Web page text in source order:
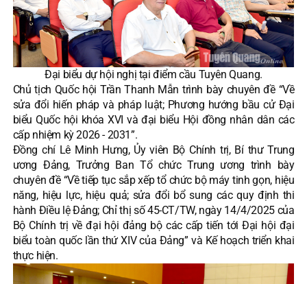
Đại biểu dự hội nghị tại điểm cầu Tuyên Quang.
Chủ tịch Quốc hội Trần Thanh Mẫn trình bày chuyên đề “Về
sửa đổi hiến pháp và pháp luật; Phương hướng bầu cử Đại
biểu Quốc hội khóa XVI và đại biểu Hội đồng nhân dân các
cấp nhiệm kỳ 2026 - 2031”.
Đồng chí Lê Minh Hưng, Ủy viên Bộ Chính trị, Bí thư Trung
ương Đảng, Trưởng Ban Tổ chức Trung ương trình bày
chuyên đề “Về tiếp tục sắp xếp tổ chức bộ máy tinh gọn, hiệu
năng, hiệu lực, hiệu quả; sửa đổi bổ sung các quy định thi
hành Điều lệ Đảng; Chỉ thị số 45-CT/TW, ngày 14/4/2025 của
Bộ Chính trị về đại hội đảng bộ các cấp tiến tới Đại hội đại
biểu toàn quốc lần thứ XIV của Đảng” và Kế hoạch triển khai
thực hiện.